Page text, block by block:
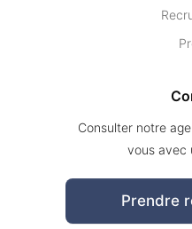
Consulter notre
vous avec
Prendre